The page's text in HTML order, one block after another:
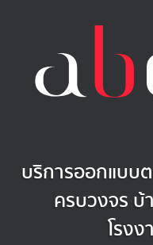
ab
บริการออกแบบ
ครบวงจร บ้
โรง